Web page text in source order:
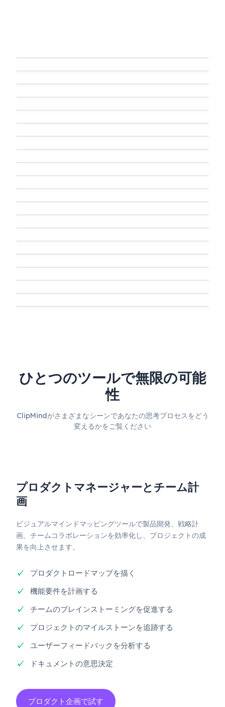
ひとつのツールで無限の可能
性
ClipMindがさまざまなシーンであなたの思考プロセスをどう
変えるかをご覧ください
プロダクトマネージャーとチーム計
画
ビジュアルマインドマッピングツールで製品開発、戦略計
画、チームコラボレーションを効率化し、プロジェクトの成
果を向上させます。
プロダクトロードマップを描く
機能要件を計画する
チームのブレインストーミングを促進する
プロジェクトのマイルストーンを追跡する
ユーザーフィードバックを分析する
ドキュメントの意思決定
プロダクト企画で試す